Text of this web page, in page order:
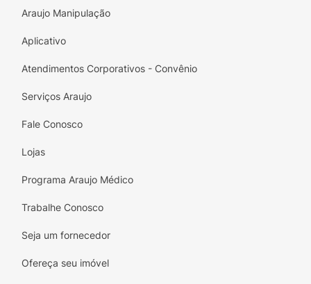
Araujo Manipulação
Aplicativo
Atendimentos Corporativos - Convênio
Serviços Araujo
Fale Conosco
Lojas
Programa Araujo Médico
Trabalhe Conosco
Seja um fornecedor
Ofereça seu imóvel